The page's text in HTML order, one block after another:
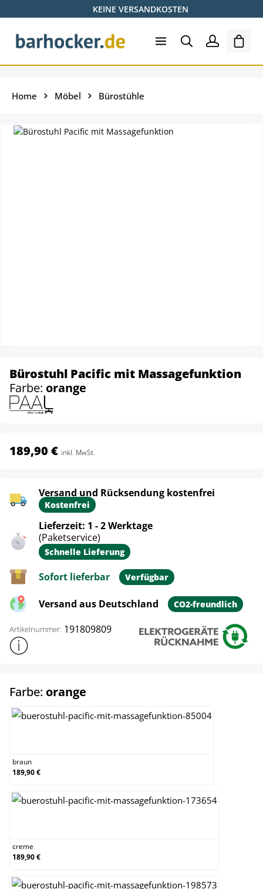
Zum Hauptinhalt springenKEINE VERSANDKOSTEN
Home Möbel Bürostühle
Bürostuhl Pacific mit Massagefunktion
Farbe: orange
189,90 € inkl. MwSt.
Versand und Rücksendung kostenfrei
Kostenfrei
Lieferzeit: 1 - 2 Werktage
(Paketservice)
Schnelle Lieferung
Sofort lieferbar Verfügbar
Versand aus Deutschland CO2-freundlich
Artikelnummer: 191809809
Weitere Produktinformationen anzeigen
Farbe: orange
braun
189,90 €
creme
189,90 €